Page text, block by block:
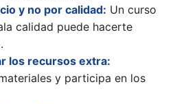
y no por calidad: Un curso
calidad puede hacerte
los recursos extra:
y participa en los